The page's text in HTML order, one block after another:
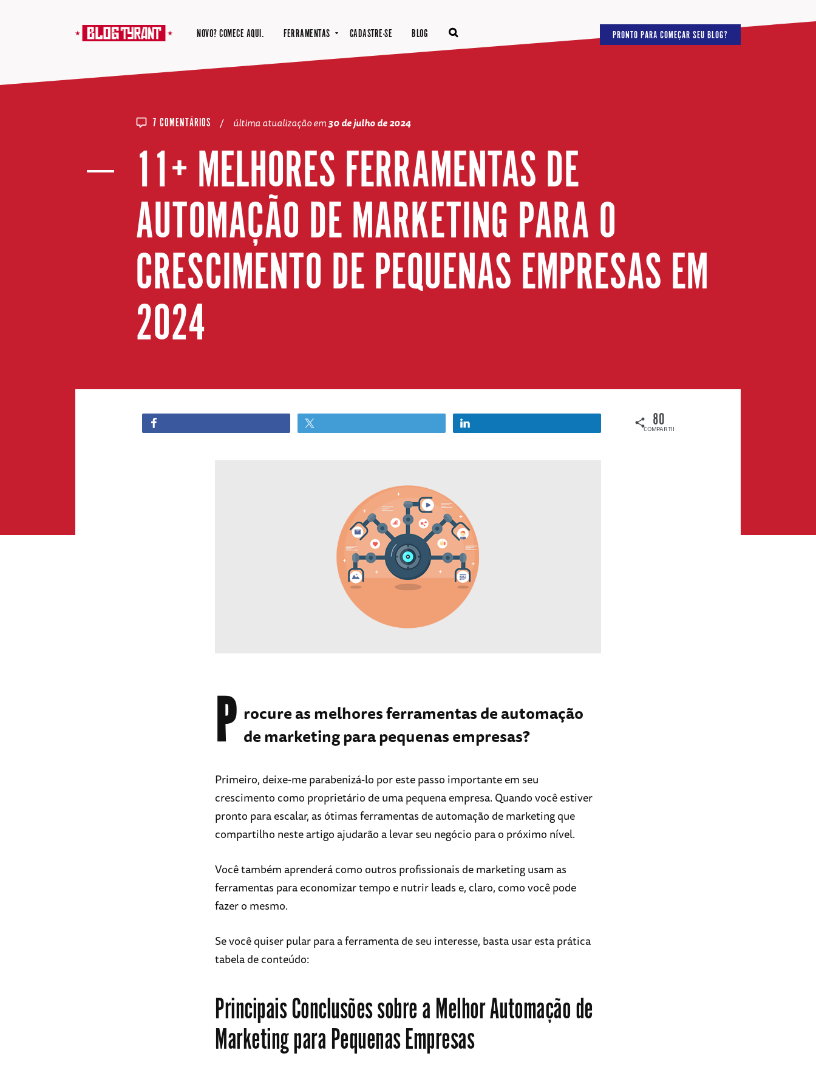
NOVO? COMECE AQUI. FERRAMENTAS CADASTRE-SE BLOG PRONTO PARA COMEÇAR SEU BLOG?
7 COMENTÁRIOS / última atualização em30 de julho de 2024
11+ MELHORES FERRAMENTAS DE
AUTOMAÇÃO DE MARKETING PARA O
CRESCIMENTO DE PEQUENAS EMPRESAS EM
2024
COMPARTILHAMENTOS
80
P rocure as melhores ferramentas de automação
de marketing para pequenas empresas?
Primeiro, deixe-me parabenizá-lo por este passo importante em seu
crescimento como proprietário de uma pequena empresa. Quando você estiver
pronto para escalar, as ótimas ferramentas de automação de marketing que
compartilho neste artigo ajudarão a levar seu negócio para o próximo nível.
Você também aprenderá como outros profissionais de marketing usam as
ferramentas para economizar tempo e nutrir leads e, claro, como você pode
fazer o mesmo.
Se você quiser pular para a ferramenta de seu interesse, basta usar esta prática
tabela de conteúdo:
Principais Conclusões sobre a Melhor Automação de
Marketing para Pequenas Empresas